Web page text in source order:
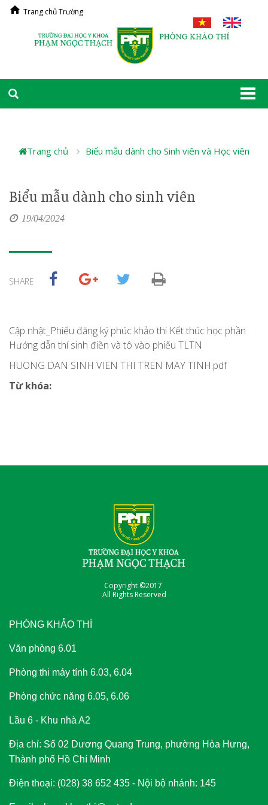
Trang chủ Trường
Trang chủ Biểu mẫu dành cho Sinh viên và Học viên
Biểu mẫu dành cho sinh viên
19/04/2024
SHARE
Cập nhật_Phiếu đăng ký phúc khảo thi Kết thúc học phần
Hướng dẫn thí sinh điền và tô vào phiếu TLTN
HUONG DAN SINH VIEN THI TREN MAY TINH.pdf
Từ khóa:
Copyright ©2017
All Rights Reserved
PHÒNG KHẢO THÍ
Văn phòng 6.01
Phòng thi máy tính 6.03, 6.04
Phòng chức năng 6.05, 6.06
Lầu 6 - Khu nhà A2
Địa chỉ: Số 02 Dương Quang Trung, phường Hòa Hưng,
Thành phố Hồ Chí Minh
Điện thoại: (028) 38 652 435 - Nội bộ nhánh: 145